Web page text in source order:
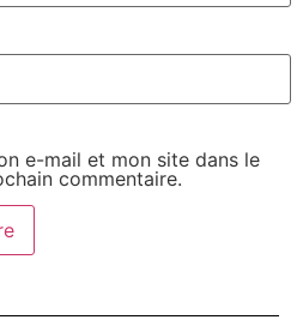
e-mail et mon site dans le
commentaire.